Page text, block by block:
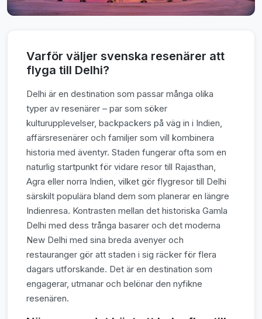
Varför väljer svenska resenärer att
flyga till Delhi?
Delhi är en destination som passar många olika
typer av resenärer – par som söker
kulturupplevelser, backpackers på väg in i Indien,
affärsresenärer och familjer som vill kombinera
historia med äventyr. Staden fungerar ofta som en
naturlig startpunkt för vidare resor till Rajasthan,
Agra eller norra Indien, vilket gör flygresor till Delhi
särskilt populära bland dem som planerar en längre
Indienresa. Kontrasten mellan det historiska Gamla
Delhi med dess trånga basarer och det moderna
New Delhi med sina breda avenyer och
restauranger gör att staden i sig räcker för flera
dagars utforskande. Det är en destination som
engagerar, utmanar och belönar den nyfikne
resenären.